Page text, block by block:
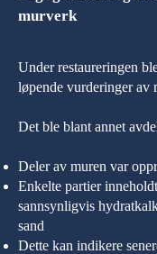
murverk
Under restaureringen
løpende vurderinger av
Det ble blant annet
Deler av muren var
Enkelte partier
sannsynligvis
sand
Dette kan indikere